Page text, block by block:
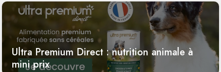
Ultra Premium Direct : nutrition animale à
mini prix